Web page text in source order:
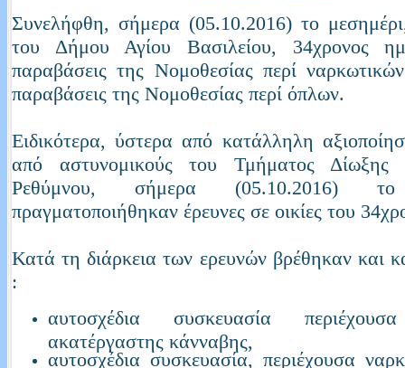
Συνελήφθη, σήμερα (05.10.2016) το
του Δήμου Αγίου Βασιλείου, 34χρονος
παραβάσεις της Νομοθεσίας περί
παραβάσεις της Νομοθεσίας περί όπλων.
Ειδικότερα, ύστερα από κατάλληλη
από αστυνομικούς του Τμήματος Δίωξης
Ρεθύμνου, σήμερα (05.10.2016) το
πραγματοποιήθηκαν έρευνες σε οικίες του
Κατά τη διάρκεια των ερευνών βρέθηκαν και
:
αυτοσχέδια συσκευασία
ακατέργαστης κάνναβης,
αυτοσχέδια συσκευασία, περιέχουσα